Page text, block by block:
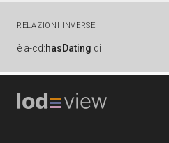
RELAZIONI INVERSE
è a-cd:hasDating di